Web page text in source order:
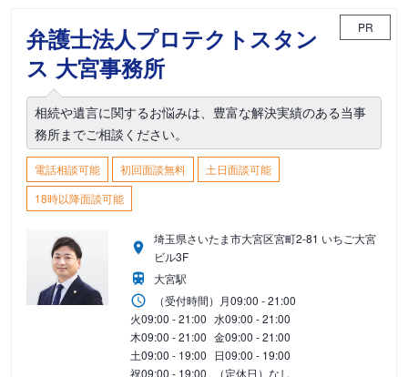
弁護士法人プロテクトスタン
ス 大宮事務所
PR
相続や遺言に関するお悩みは、豊富な解決実績のある当事
務所までご相談ください。
電話相談可能 初回面談無料
土日面談可能
18時以降面談可能
埼玉県さいたま市大宮区宮町2-81 いちご大宮
ビル3F
大宮駅
（受付時間） 月09:00 - 21:00
火09:00 - 21:00 水09:00 - 21:00
木09:00 - 21:00 金09:00 - 21:00
土09:00 - 19:00 日09:00 - 19:00
祝09:00 - 19:00 （定休日）なし